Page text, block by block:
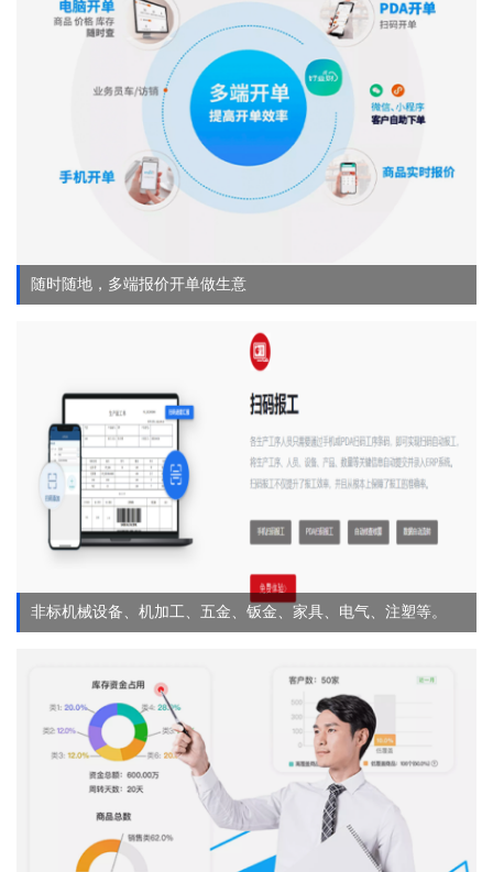
随时随地，多端报价开单做生意
非标机械设备、机加工、五金、钣金、家具、电气、注塑等。